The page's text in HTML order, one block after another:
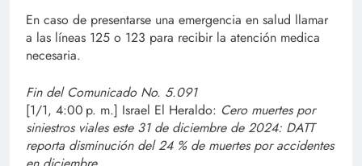
En caso de presentarse una emergencia en salud llamar
a las líneas 125 o 123 para recibir la atención medica
necesaria.
Fin del Comunicado No. 5.091
[1/1, 4:00 p. m.] Israel El Heraldo: Cero muertes por
siniestros viales este 31 de diciembre de 2024: DATT
reporta disminución del 24 % de muertes por accidentes